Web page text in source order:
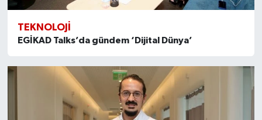
TEKNOLOJI
EGİKAD Talks’da gündem ‘Dijital Dünya’